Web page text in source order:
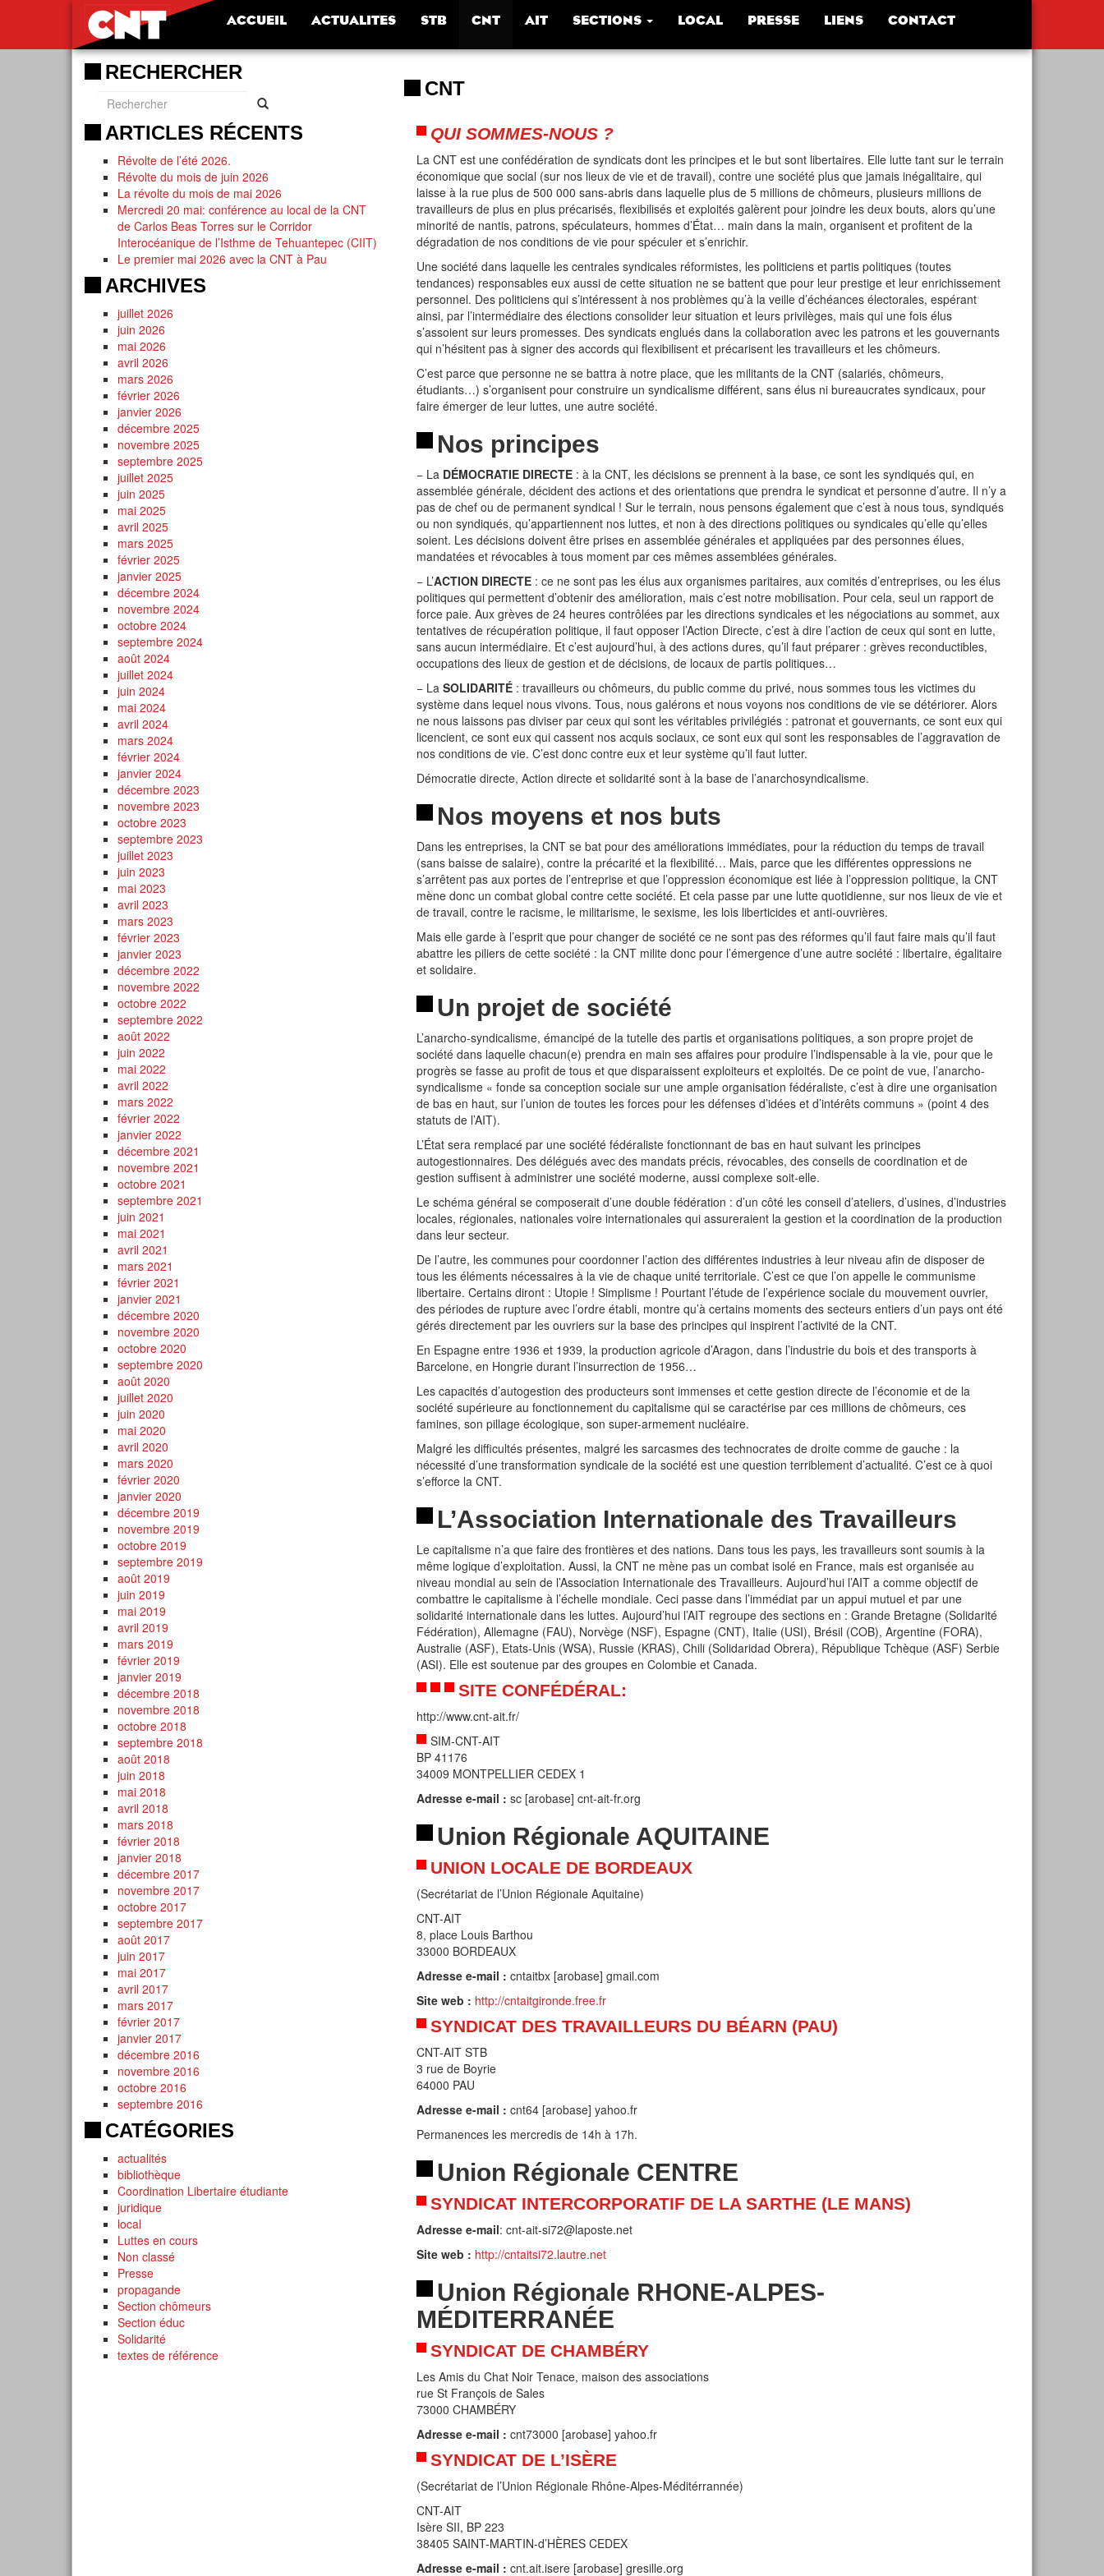
ACCUEIL ACTUALITES STB CNT AIT SECTIONS LOCAL PRESSE LIENS CONTACT
RECHERCHER
ARTICLES RÉCENTS
Révolte de l’été 2026.
Révolte du mois de juin 2026
La révolte du mois de mai 2026
Mercredi 20 mai: conférence au local de la CNT
de Carlos Beas Torres sur le Corridor
Interocéanique de l’Isthme de Tehuantepec (CIIT)
Le premier mai 2026 avec la CNT à Pau
ARCHIVES
juillet 2026
juin 2026
mai 2026
avril 2026
mars 2026
février 2026
janvier 2026
décembre 2025
novembre 2025
septembre 2025
juillet 2025
juin 2025
mai 2025
avril 2025
mars 2025
février 2025
janvier 2025
décembre 2024
novembre 2024
octobre 2024
septembre 2024
août 2024
juillet 2024
juin 2024
mai 2024
avril 2024
mars 2024
février 2024
janvier 2024
décembre 2023
novembre 2023
octobre 2023
septembre 2023
juillet 2023
juin 2023
mai 2023
avril 2023
mars 2023
février 2023
janvier 2023
décembre 2022
novembre 2022
octobre 2022
septembre 2022
août 2022
juin 2022
mai 2022
avril 2022
mars 2022
février 2022
janvier 2022
décembre 2021
novembre 2021
octobre 2021
septembre 2021
juin 2021
mai 2021
avril 2021
mars 2021
février 2021
janvier 2021
décembre 2020
novembre 2020
octobre 2020
septembre 2020
août 2020
juillet 2020
juin 2020
mai 2020
avril 2020
mars 2020
février 2020
janvier 2020
décembre 2019
novembre 2019
octobre 2019
septembre 2019
août 2019
juin 2019
mai 2019
avril 2019
mars 2019
février 2019
janvier 2019
décembre 2018
novembre 2018
octobre 2018
septembre 2018
août 2018
juin 2018
mai 2018
avril 2018
mars 2018
février 2018
janvier 2018
décembre 2017
novembre 2017
octobre 2017
septembre 2017
août 2017
juin 2017
mai 2017
avril 2017
mars 2017
février 2017
janvier 2017
décembre 2016
novembre 2016
octobre 2016
septembre 2016
CATÉGORIES
actualités
bibliothèque
Coordination Libertaire étudiante
juridique
local
Luttes en cours
Non classé
Presse
propagande
Section chômeurs
Section éduc
Solidarité
textes de référence
CNT
QUI SOMMES-NOUS ?
La CNT est une confédération de syndicats dont les principes et le but sont libertaires. Elle lutte tant sur le terrain
économique que social (sur nos lieux de vie et de travail), contre une société plus que jamais inégalitaire, qui
laisse à la rue plus de 500 000 sans-abris dans laquelle plus de 5 millions de chômeurs, plusieurs millions de
travailleurs de plus en plus précarisés, flexibilisés et exploités galèrent pour joindre les deux bouts, alors qu’une
minorité de nantis, patrons, spéculateurs, hommes d’État… main dans la main, organisent et profitent de la
dégradation de nos conditions de vie pour spéculer et s’enrichir.
Une société dans laquelle les centrales syndicales réformistes, les politiciens et partis politiques (toutes
tendances) responsables eux aussi de cette situation ne se battent que pour leur prestige et leur enrichissement
personnel. Des politiciens qui s’intéressent à nos problèmes qu’à la veille d’échéances électorales, espérant
ainsi, par l’intermédiaire des élections consolider leur situation et leurs privilèges, mais qui une fois élus
s’assoient sur leurs promesses. Des syndicats englués dans la collaboration avec les patrons et les gouvernants
qui n’hésitent pas à signer des accords qui flexibilisent et précarisent les travailleurs et les chômeurs.
C’est parce que personne ne se battra à notre place, que les militants de la CNT (salariés, chômeurs,
étudiants…) s’organisent pour construire un syndicalisme différent, sans élus ni bureaucrates syndicaux, pour
faire émerger de leur luttes, une autre société.
Nos principes
− La DÉMOCRATIE DIRECTE : à la CNT, les décisions se prennent à la base, ce sont les syndiqués qui, en
assemblée générale, décident des actions et des orientations que prendra le syndicat et personne d’autre. Il n’y a
pas de chef ou de permanent syndical ! Sur le terrain, nous pensons également que c’est à nous tous, syndiqués
ou non syndiqués, qu’appartiennent nos luttes, et non à des directions politiques ou syndicales qu’elle qu’elles
soient. Les décisions doivent être prises en assemblée générales et appliquées par des personnes élues,
mandatées et révocables à tous moment par ces mêmes assemblées générales.
− L’ACTION DIRECTE : ce ne sont pas les élus aux organismes paritaires, aux comités d’entreprises, ou les élus
politiques qui permettent d’obtenir des amélioration, mais c’est notre mobilisation. Pour cela, seul un rapport de
force paie. Aux grèves de 24 heures contrôlées par les directions syndicales et les négociations au sommet, aux
tentatives de récupération politique, il faut opposer l’Action Directe, c’est à dire l’action de ceux qui sont en lutte,
sans aucun intermédiaire. Et c’est aujourd’hui, à des actions dures, qu’il faut préparer : grèves reconductibles,
occupations des lieux de gestion et de décisions, de locaux de partis politiques…
− LaSOLIDARITÉ : travailleurs ou chômeurs, du public comme du privé, nous sommes tous les victimes du
système dans lequel nous vivons. Tous, nous galérons et nous voyons nos conditions de vie se détériorer. Alors
ne nous laissons pas diviser par ceux qui sont les véritables privilégiés : patronat et gouvernants, ce sont eux qui
licencient, ce sont eux qui cassent nos acquis sociaux, ce sont eux qui sont les responsables de l’aggravation de
nos conditions de vie. C’est donc contre eux et leur système qu’il faut lutter.
Démocratie directe, Action directe et solidarité sont à la base de l’anarchosyndicalisme.
Nos moyens et nos buts
Dans les entreprises, la CNT se bat pour des améliorations immédiates, pour la réduction du temps de travail
(sans baisse de salaire), contre la précarité et la flexibilité… Mais, parce que les différentes oppressions ne
s’arrêtent pas aux portes de l’entreprise et que l’oppression économique est liée à l’oppression politique, la CNT
mène donc un combat global contre cette société. Et cela passe par une lutte quotidienne, sur nos lieux de vie et
de travail, contre le racisme, le militarisme, le sexisme, les lois liberticides et anti-ouvrières.
Mais elle garde à l’esprit que pour changer de société ce ne sont pas des réformes qu’il faut faire mais qu’il faut
abattre les piliers de cette société : la CNT milite donc pour l’émergence d’une autre société : libertaire, égalitaire
et solidaire.
Un projet de société
L’anarcho-syndicalisme, émancipé de la tutelle des partis et organisations politiques, a son propre projet de
société dans laquelle chacun(e) prendra en main ses affaires pour produire l’indispensable à la vie, pour que le
progrès se fasse au profit de tous et que disparaissent exploiteurs et exploités. De ce point de vue, l’anarcho-
syndicalisme « fonde sa conception sociale sur une ample organisation fédéraliste, c’est à dire une organisation
de bas en haut, sur l’union de toutes les forces pour les défenses d’idées et d’intérêts communs » (point 4 des
statuts de l’AIT).
L’État sera remplacé par une société fédéraliste fonctionnant de bas en haut suivant les principes
autogestionnaires. Des délégués avec des mandats précis, révocables, des conseils de coordination et de
gestion suffisent à administrer une société moderne, aussi complexe soit-elle.
Le schéma général se composerait d’une double fédération : d’un côté les conseil d’ateliers, d’usines, d’industries
locales, régionales, nationales voire internationales qui assureraient la gestion et la coordination de la production
dans leur secteur.
De l’autre, les communes pour coordonner l’action des différentes industries à leur niveau afin de disposer de
tous les éléments nécessaires à la vie de chaque unité territoriale. C’est ce que l’on appelle le communisme
libertaire. Certains diront : Utopie ! Simplisme ! Pourtant l’étude de l’expérience sociale du mouvement ouvrier,
des périodes de rupture avec l’ordre établi, montre qu’à certains moments des secteurs entiers d’un pays ont été
gérés directement par les ouvriers sur la base des principes qui inspirent l’activité de la CNT.
En Espagne entre 1936 et 1939, la production agricole d’Aragon, dans l’industrie du bois et des transports à
Barcelone, en Hongrie durant l’insurrection de 1956…
Les capacités d’autogestion des producteurs sont immenses et cette gestion directe de l’économie et de la
société supérieure au fonctionnement du capitalisme qui se caractérise par ces millions de chômeurs, ces
famines, son pillage écologique, son super-armement nucléaire.
Malgré les difficultés présentes, malgré les sarcasmes des technocrates de droite comme de gauche : la
nécessité d’une transformation syndicale de la société est une question terriblement d’actualité. C’est ce à quoi
s’efforce la CNT.
L’Association Internationale des Travailleurs
Le capitalisme n’a que faire des frontières et des nations. Dans tous les pays, les travailleurs sont soumis à la
même logique d’exploitation. Aussi, la CNT ne mène pas un combat isolé en France, mais est organisée au
niveau mondial au sein de l’Association Internationale des Travailleurs. Aujourd’hui l’AIT a comme objectif de
combattre le capitalisme à l’échelle mondiale. Ceci passe dans l’immédiat par un appui mutuel et par une
solidarité internationale dans les luttes. Aujourd’hui l’AIT regroupe des sections en : Grande Bretagne (Solidarité
Fédération), Allemagne (FAU), Norvège (NSF), Espagne (CNT), Italie (USI), Brésil (COB), Argentine (FORA),
Australie (ASF), Etats-Unis (WSA), Russie (KRAS), Chili (Solidaridad Obrera), République Tchèque (ASF) Serbie
(ASI). Elle est soutenue par des groupes en Colombie et Canada.
SITE CONFÉDÉRAL:
http://www.cnt-ait.fr/
SIM-CNT-AIT
BP 41176
34009 MONTPELLIER CEDEX 1
Adresse e-mail : sc [arobase] cnt-ait-fr.org
Union Régionale AQUITAINE
UNION LOCALE DE BORDEAUX
(Secrétariat de l’Union Régionale Aquitaine)
CNT-AIT
8, place Louis Barthou
33000 BORDEAUX
Adresse e-mail : cntaitbx [arobase] gmail.com
Site web : http://cntaitgironde.free.fr
SYNDICAT DES TRAVAILLEURS DU BÉARN (PAU)
CNT-AIT STB
3 rue de Boyrie
64000 PAU
Adresse e-mail : cnt64 [arobase] yahoo.fr
Permanences les mercredis de 14h à 17h.
Union Régionale CENTRE
SYNDICAT INTERCORPORATIF DE LA SARTHE (LE MANS)
Adresse e-mail: cnt-ait-si72@laposte.net
Site web : http://cntaitsi72.lautre.net
Union Régionale RHONE-ALPES-
MÉDITERRANÉE
SYNDICAT DE CHAMBÉRY
Les Amis du Chat Noir Tenace, maison des associations
rue St François de Sales
73000 CHAMBÉRY
Adresse e-mail : cnt73000 [arobase] yahoo.fr
SYNDICAT DE L’ISÈRE
(Secrétariat de l’Union Régionale Rhône-Alpes-Méditérrannée)
CNT-AIT
Isère SII, BP 223
38405 SAINT-MARTIN-d’HÈRES CEDEX
Adresse e-mail : cnt.ait.isere [arobase] gresille.org